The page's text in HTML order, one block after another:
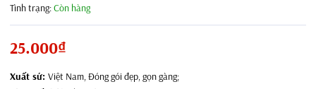
Tình trạng:Còn hàng
25.000₫
Xuất sứ: Việt Nam, Đóng gói đẹp, gọn gàng;